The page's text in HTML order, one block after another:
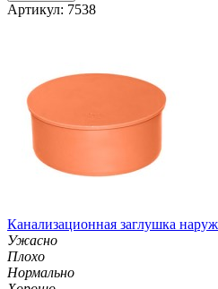
Артикул: 7538
Канализационная заглушка
Ужасно
Плохо
Нормально